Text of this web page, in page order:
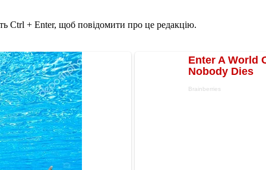
Ctrl + Enter, щоб повідомити про це редакцію.